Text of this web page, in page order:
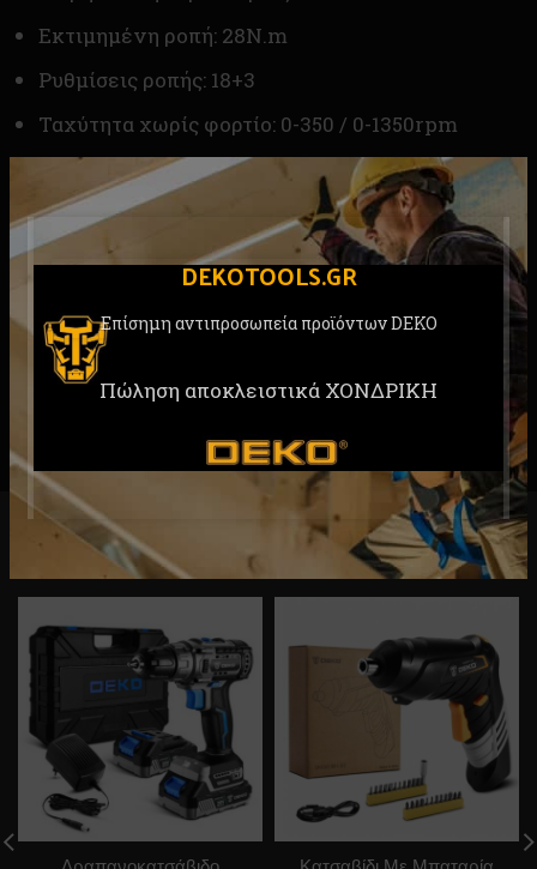
DEKOTOOLS.GR
Επίσημη αντιπροσωπεία προϊόντων DEKO
Πώληση αποκλειστικά ΧΟΝΔΡΙΚΗ
Εκτιμημένη ροπή: 28N.m
Ρυθμίσεις ροπής: 18+3
Ταχύτητα χωρίς φορτίο: 0-350 / 0-1350rpm
Ρυθμός επίπτωσης: 0-21000bpm
Μέγεθος Τσoκ: 3/8 “” (0.8-10mm)
Χρόνος φόρτισης: 3 ώρες
φορτιστής 1τεμ , οδηγίες χρήσης
Συσκευασία : κουτί
RELATED PRODUCTS